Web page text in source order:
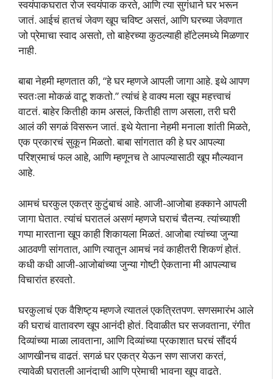
स्वयंपाकघरात रोज स्वयंपाक करते, आणि त्या सुगंधाने घर भरून
जातं. आईचं हातचं जेवण खूप चविष्ट असतं, आणि घरच्या जेवणात
जो प्रेमाचा स्वाद असतो, तो बाहेरच्या कुठल्याही हॉटेलमध्ये मिळणार
नाही.
बाबा नेहमी म्हणतात की, “हे घर म्हणजे आपली जागा आहे. इथे आपण
स्वतःला मोकळं वाटू शकतो.” त्यांचं हे वाक्य मला खूप महत्त्वाचं
वाटतं. बाहेर कितीही काम असलं, कितीही ताण असला, तरी घरी
आलं की सगळं विसरून जातं. इथे येताना नेहमी मनाला शांती मिळते,
एक प्रकारचं सुकून मिळतो. बाबा सांगतात की हे घर आपल्या
परिश्रमाचं फल आहे, आणि म्हणूनच ते आपल्यासाठी खूप मौल्यवान
आहे.
आमचं घरकुल एकत्र कुटुंबाचं आहे. आजी-आजोबा हक्काने आपली
जागा घेतात. त्यांचं घरातलं असणं म्हणजे घराचं चैतन्य. त्यांच्याशी
गप्पा मारताना खूप काही शिकायला मिळतं. आजोबा त्यांच्या जुन्या
आठवणी सांगतात, आणि त्यातून आमचं नवं काहीतरी शिकणं होतं.
कधी कधी आजी-आजोबांच्या जुन्या गोष्टी ऐकताना मी आपल्याच
विचारांत हरवतो.
घरकुलाचं एक वैशिष्ट्य म्हणजे त्यातलं एकत्रितपण. सणसमारंभ आले
की घराचं वातावरण खूप आनंदी होतं. दिवाळीत घर सजवताना, रंगीत
दिव्यांच्या माळा लावताना, आणि दिव्यांच्या प्रकाशात घरचं सौंदर्य
आणखीनच वाढतं. सगळं घर एकत्र येऊन सण साजरा करतं,
त्यावेळी घरातली आनंदाची आणि प्रेमाची भावना खूप वाढते.